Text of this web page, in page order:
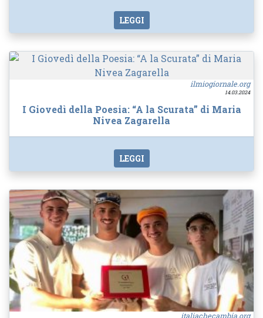
LEGGI
ilmiogiornale.org
14.03.2024
I Giovedì della Poesia: “A la Scurata” di Maria
Nivea Zagarella
LEGGI
italiachecambia.org